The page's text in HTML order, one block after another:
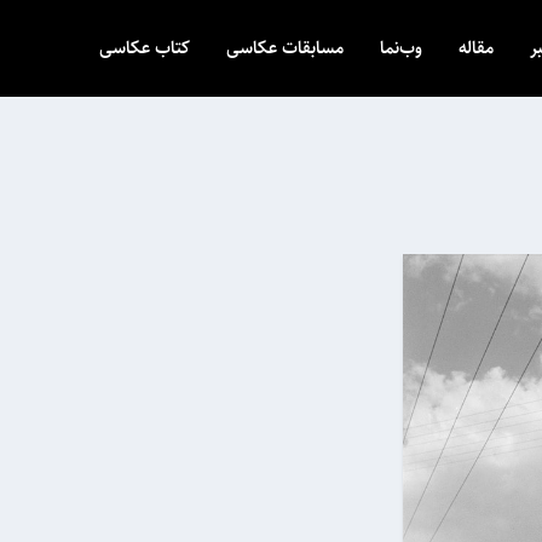
مقاله وب‌نما مسابقات عکاسی کتاب عکاسی